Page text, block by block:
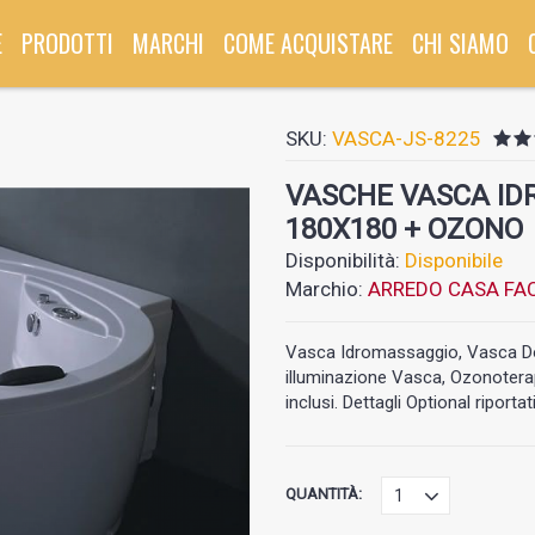
PRODOTTI MARCHI COME ACQUISTARE CHI SIAMO
SKU: VASCA-JS-8225
VASCHE VASCA
180X180 + OZONO
Disponibilità: Disponibile
Marchio: ARREDO CASA
Vasca Idromassaggio, Vasca
illuminazione Vasca,
inclusi. Dettagli Optional
QUANTITÀ: